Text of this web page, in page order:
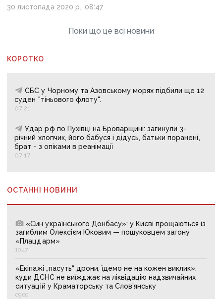
30 листопада 2020 р., 08:47
Поки що це всі новини
КОРОТКО
СБС у Чорному та Азовському морях підбили ще 12
суден "тіньового флоту".
07:21
Удар рф по Пухівці на Броварщині: загинули 3-
річний хлопчик, його бабуся і дідусь, батьки поранені,
брат - з опіками в реанімації
07:17
ОСТАННІ НОВИНИ
«Син українського Донбасу»: у Києві прощаються із
загиблим Олексієм Юковим — пошуковцем загону
«Плацдарм»
10:47
«Екіпажі „пасуть“ дрони, їдемо не на кожен виклик»:
куди ДСНС не виїжджає на ліквідацію надзвичайних
ситуацій у Краматорську та Слов’янську
09:00